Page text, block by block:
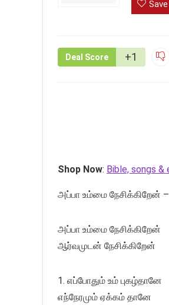
Save
Deal Score +1
Shop Now: Bible, songs &
அப்பா உம்மை நேசிக்கிறேன் –
அப்பா உம்மை நேசிக்கிறேன்
ஆர்வமுடன் நேசிக்கிறேன்
1. எப்போதும் உம் புகழ்தானே
எந்நேரமும் ஏக்கம் தானே